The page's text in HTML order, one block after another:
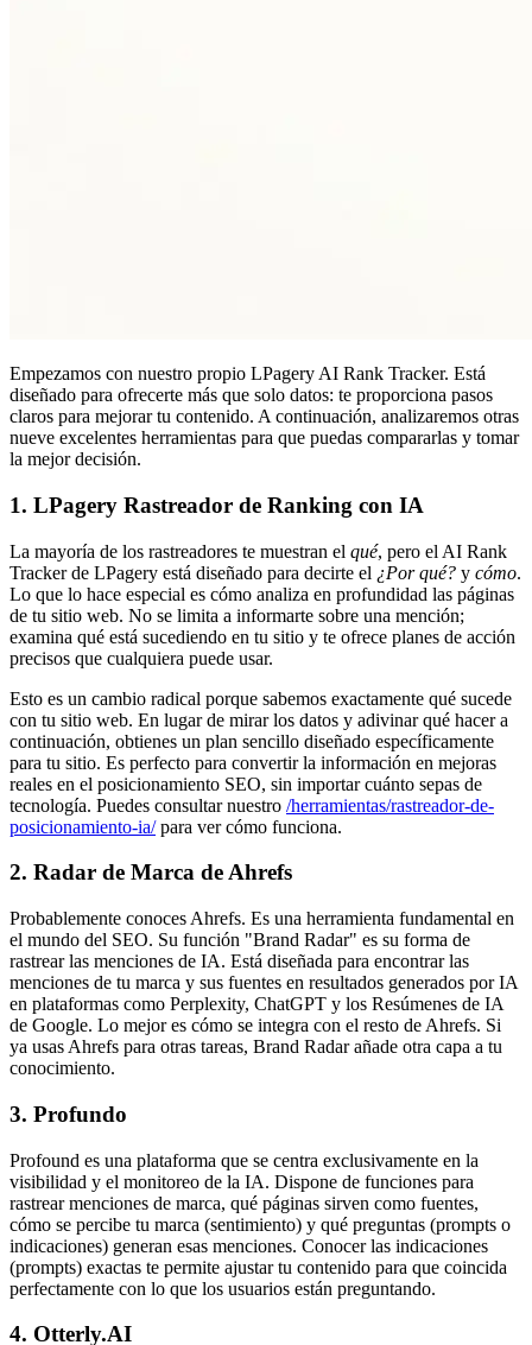
Empezamos con nuestro propio LPagery AI Rank Tracker. Está
diseñado para ofrecerte más que solo datos: te proporciona pasos
claros para mejorar tu contenido. A continuación, analizaremos otras
nueve excelentes herramientas para que puedas compararlas y tomar
la mejor decisión.
1. LPagery Rastreador de Ranking con IA
La mayoría de los rastreadores te muestran el qué, pero el AI Rank
Tracker de LPagery está diseñado para decirte el ¿Por qué? y cómo.
Lo que lo hace especial es cómo analiza en profundidad las páginas
de tu sitio web. No se limita a informarte sobre una mención;
examina qué está sucediendo en tu sitio y te ofrece planes de acción
precisos que cualquiera puede usar.
Esto es un cambio radical porque sabemos exactamente qué sucede
con tu sitio web. En lugar de mirar los datos y adivinar qué hacer a
continuación, obtienes un plan sencillo diseñado específicamente
para tu sitio. Es perfecto para convertir la información en mejoras
reales en el posicionamiento SEO, sin importar cuánto sepas de
tecnología. Puedes consultar nuestro /herramientas/rastreador-de-
posicionamiento-ia/para ver cómo funciona.
2. Radar de Marca de Ahrefs
Probablemente conoces Ahrefs. Es una herramienta fundamental en
el mundo del SEO. Su función "Brand Radar" es su forma de
rastrear las menciones de IA. Está diseñada para encontrar las
menciones de tu marca y sus fuentes en resultados generados por IA
en plataformas como Perplexity, ChatGPT y los Resúmenes de IA
de Google. Lo mejor es cómo se integra con el resto de Ahrefs. Si
ya usas Ahrefs para otras tareas, Brand Radar añade otra capa a tu
conocimiento.
3. Profundo
Profound es una plataforma que se centra exclusivamente en la
visibilidad y el monitoreo de la IA. Dispone de funciones para
rastrear menciones de marca, qué páginas sirven como fuentes,
cómo se percibe tu marca (sentimiento) y qué preguntas (prompts o
indicaciones) generan esas menciones. Conocer las indicaciones
(prompts) exactas te permite ajustar tu contenido para que coincida
perfectamente con lo que los usuarios están preguntando.
4. Otterly.AI